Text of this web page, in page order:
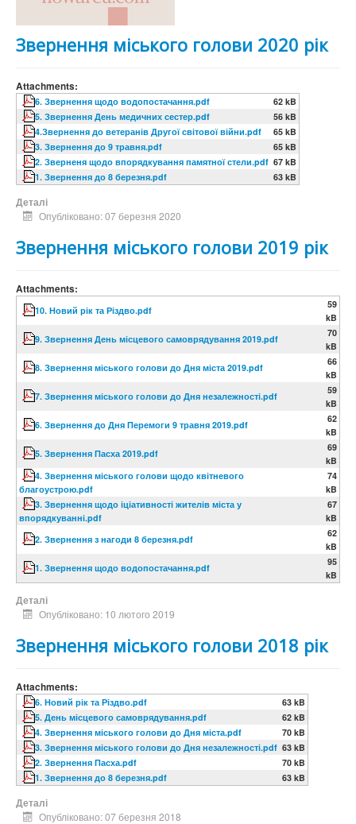
Звернення міського голови 2020 рік
Attachments:
6. Звернення щодо водопостачання.pdf
62 kB
5. Звернення День медичних сестер.pdf
56 kB
4.Звернення до ветеранів Другої світової війни.pdf
65 kB
3. Звернення до 9 травня.pdf
65 kB
2. Зверненя щодо впорядкування памятної стели.pdf 67 kB
1. Звернення до 8 березня.pdf
63 kB
Деталі
Опубліковано: 07 березня 2020
Звернення міського голови 2019 рік
Attachments:
10. Новий рік та Різдво.pdf
59
kB
9. Звернення День місцевого самоврядування 2019.pdf
70
kB
8. Звернення міського голови до Дня міста 2019.pdf
66
kB
7. Звернення міського голови до Дня незалежності.pdf
59
kB
6. Звернення до Дня Перемоги 9 травня 2019.pdf
62
kB
5. Звернення Пасха 2019.pdf
69
kB
4. Звернення міського голови щодо квітневого
благоустрою.pdf
74
kB
3. Звернення щодо іціативності жителів міста у
впорядкуванні.pdf
67
kB
2. Звернення з нагоди 8 березня.pdf
62
kB
1. Звернення щодо водопостачання.pdf
95
kB
Деталі
Опубліковано: 10 лютого 2019
Звернення міського голови 2018 рік
Attachments:
6. Новий рік та Різдво.pdf
63 kB
5. День місцевого самоврядування.pdf
62 kB
4. Звернення міського голови до Дня міста.pdf
70 kB
3. Звернення міського голови до Дня незалежності.pdf 63 kB
2. Звернення Пасха.pdf
70 kB
1. Звернення до 8 березня.pdf
63 kB
Деталі
Опубліковано: 07 березня 2018